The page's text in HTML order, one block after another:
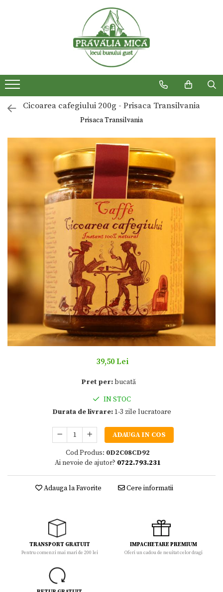
Cicoarea cafegiului 200g - Prisaca Transilvania
Prisaca Transilvania
39,50 Lei
Pret per:bucată
IN STOC
Durata de livrare:1-3 zile lucratoare
ADAUGA IN COS
Cod Produs: 0D2C08CD92
Ai nevoie de ajutor? 0722.793.231
Adauga la Favorite Cere informatii
TRANSPORT GRATUIT
Pentru comenzi mai mari de 200 lei
IMPACHETARE PREMIUM
Oferi un cadou de neuitat celor dragi